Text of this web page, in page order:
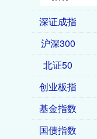
深证成指
沪深300
北证50
创业板指
基金指数
国债指数